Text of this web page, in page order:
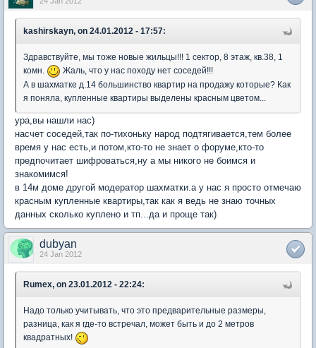
kashirskayn, on 24.01.2012 - 17:57:
Здравствуйте, мы тоже новые жильцы!!! 1 сектор, 8 этаж, кв.38, 1
комн.
Жаль, что у нас походу нет соседей!!!
А в шахматке д.14 большинство квартир на продажу которые? Как
я поняла, купленные квартиры выделены красным цветом...
ура,вы нашли нас)
насчет соседей,так по-тихоньку народ подтягивается,тем более
время у нас есть,и потом,кто-то не знает о форуме,кто-то
предпочитает шифроваться,ну а мы никого не боимся и
знакомимся!
в 14м доме другой модератор шахматки.а у нас я просто отмечаю
красным купленные квартиры,так как я ведь не знаю точных
данных сколько куплено и тп...да и проще так)
dubyan
24 Jan 2012
Rumex, on 23.01.2012 - 22:24:
Надо только учитывать, что это предварительные размеры,
разница, как я где-то встречал, может быть и до 2 метров
квадратных!